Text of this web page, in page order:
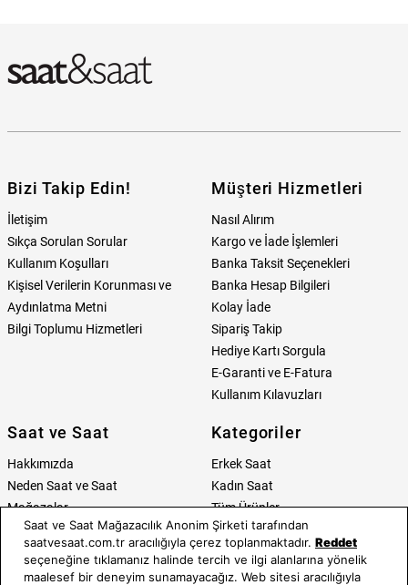
Bizi Takip Edin!
İletişim
Sıkça Sorulan Sorular
Kullanım Koşulları
Kişisel Verilerin Korunması ve
Aydınlatma Metni
Bilgi Toplumu Hizmetleri
Müşteri Hizmetleri
Nasıl Alırım
Kargo ve İade İşlemleri
Banka Taksit Seçenekleri
Banka Hesap Bilgileri
Kolay İade
Sipariş Takip
Hediye Kartı Sorgula
E-Garanti ve E-Fatura
Kullanım Kılavuzları
Saat ve Saat
Hakkımızda
Neden Saat ve Saat
Mağazalar
Kurumsal Satış
Mağazada Teknik Servis
Yatırımcı İlişkileri
Kategoriler
Erkek Saat
Kadın Saat
Tüm Ürünler
Takı & Aksesuar
Kampanyalar
İndirimliler
Saat ve Saat Mağazacılık Anonim Şirketi tarafından
saatvesaat.com.tr aracılığıyla çerez toplanmaktadır. Reddet
seçeneğine tıklamanız halinde tercih ve ilgi alanlarına yönelik
maalesef bir deneyim sunamayacağız. Web sitesi aracılığıyla